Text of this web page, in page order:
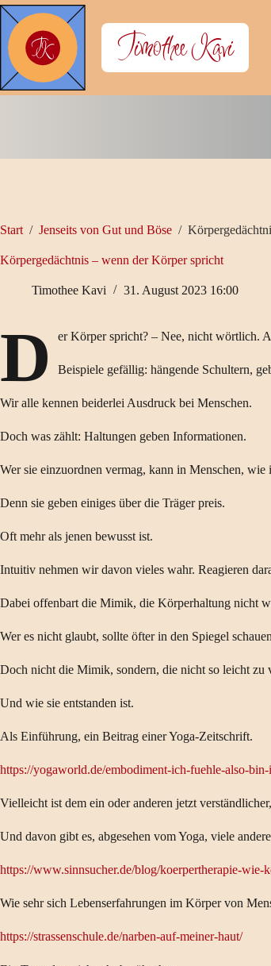
Zum
Inhalt
springen
Timothee Kavi
Start / Jenseits von Gut und Böse /
Körpergedächtnis – wenn der Körper spricht
Timothee Kavi 31. August 2023 16:00
D er Körper spricht? – Nee, nicht wörtlich.
Beispiele gefällig: hängende Schultern,
Wir alle kennen beiderlei Ausdruck bei Menschen.
Doch was zählt: Haltungen geben Informationen.
Wer sie einzuordnen vermag, kann in Menschen, wie
Denn sie geben einiges über die Träger preis.
Oft mehr als jenen bewusst ist.
Intuitiv nehmen wir davon vieles wahr. Reagieren
Dabei offenbart die Mimik, die Körperhaltung nicht
Wer es nicht glaubt, sollte öfter in den Spiegel
Doch nicht die Mimik, sondern, die nicht so leicht zu
Und wie sie entstanden ist.
Als Einführung, ein Beitrag einer Yoga-Zeitschrift.
https://yogaworld.de/embodiment-ich-fuehle-also-
Vielleicht ist dem ein oder anderen jetzt
Und davon gibt es, abgesehen vom Yoga, viele
https://www.sinnsucher.de/blog/koerpertherapie-wie-
Wie sehr sich Lebenserfahrungen im Körper von
https://strassenschule.de/narben-auf-meiner-haut/